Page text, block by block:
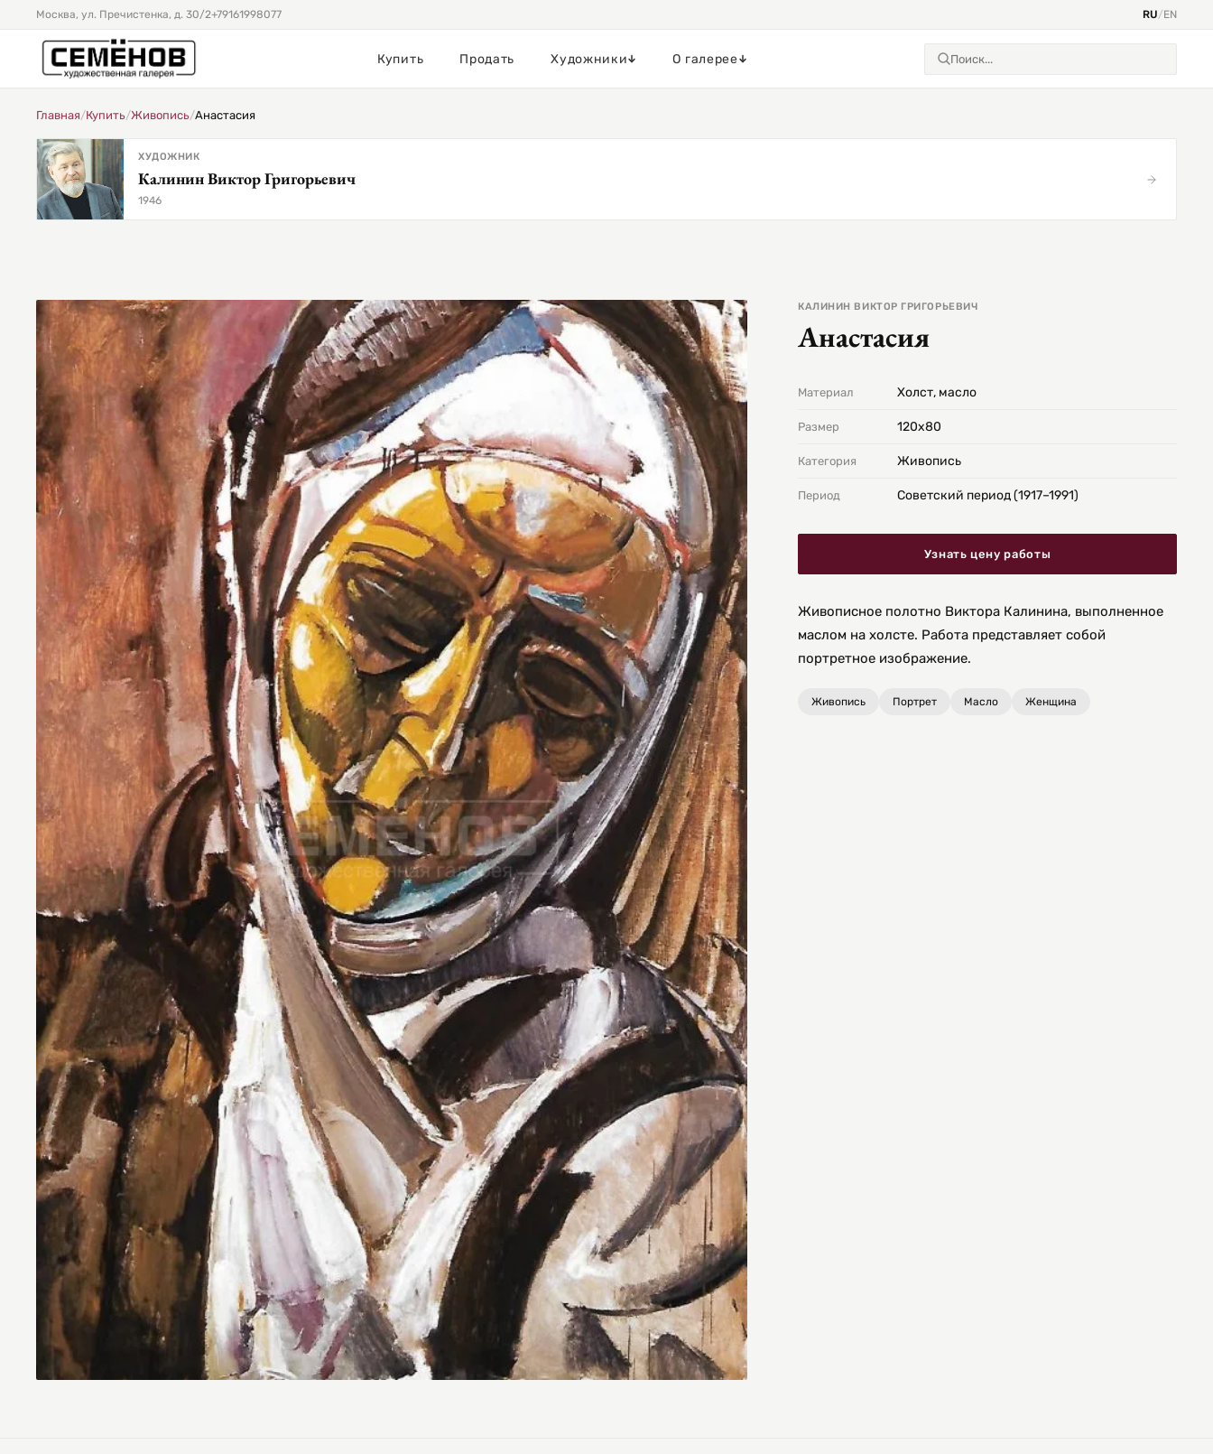
Москва, ул. Пречистенка, д. 30/2+79161998077 RU/EN
Купить Продать Художники О галерее
Главная/Купить/Живопись/Анастасия
ХУДОЖНИК
Калинин Виктор Григорьевич
1946
КАЛИНИН ВИКТОР ГРИГОРЬЕВИЧ
Анастасия
Материал Холст, масло
Размер 120х80
Категория Живопись
Период Советский период (1917–1991)
Узнать цену работы
Живописное полотно Виктора Калинина, выполненное
маслом на холсте. Работа представляет собой
портретное изображение.
Живопись Портрет Масло Женщина